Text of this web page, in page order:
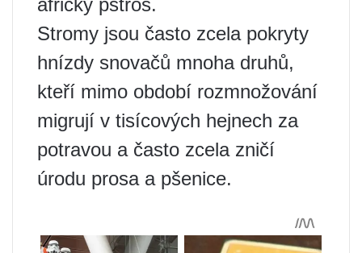
Stromy jsou často zcela pokryty
hnízdy snovačů mnoha druhů,
kteří mimo období rozmnožování
migrují v tisícových hejnech za
potravou a často zcela zničí
úrodu prosa a pšenice.